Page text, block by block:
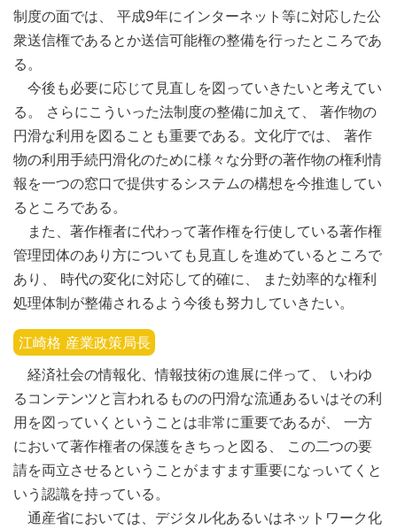
制度の面では、 平成9年にインターネット等に対応した公
衆送信権であるとか送信可能権の整備を行ったところであ
る。
今後も必要に応じて見直しを図っていきたいと考えてい
る。 さらにこういった法制度の整備に加えて、 著作物の
円滑な利用を図ることも重要である。文化庁では、 著作
物の利用手続円滑化のために様々な分野の著作物の権利情
報を一つの窓口で提供するシステムの構想を今推進してい
るところである。
また、著作権者に代わって著作権を行使している著作権
管理団体のあり方についても見直しを進めているところで
あり、 時代の変化に対応して的確に、 また効率的な権利
処理体制が整備されるよう今後も努力していきたい。
江崎格 産業政策局長
経済社会の情報化、情報技術の進展に伴って、 いわゆ
るコンテンツと言われるものの円滑な流通あるいはその利
用を図っていくということは非常に重要であるが、 一方
において著作権者の保護をきちっと図る、 この二つの要
請を両立させるということがますます重要になっいてくと
いう認識を持っている。
通産省においては、デジタル化あるいはネットワーク化